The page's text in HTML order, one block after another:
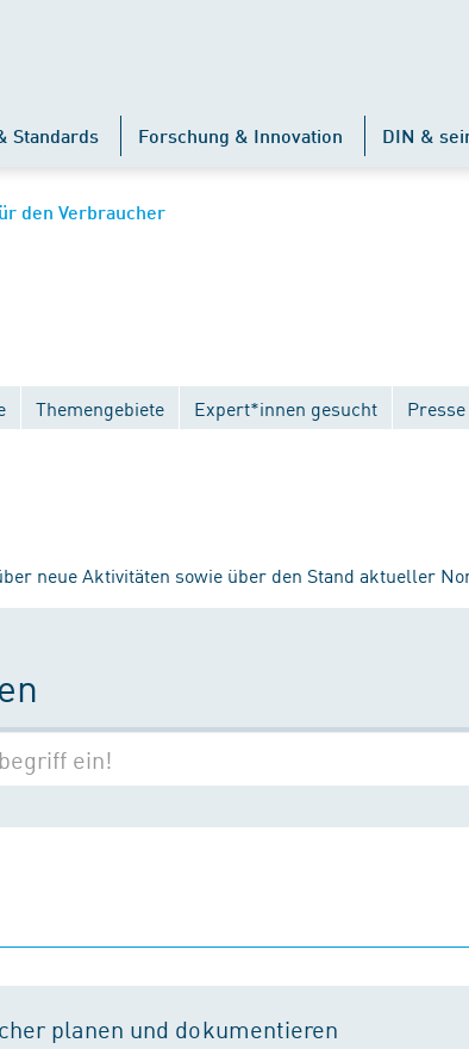
Standards Forschung & Innovation DIN &
den Verbraucher
Themengebiete Expert*innen gesucht Presse
neue Aktivitäten sowie über den Stand aktueller
planen und dokumentieren